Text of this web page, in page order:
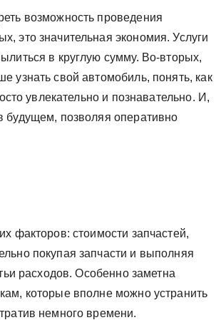
возможность проведения
это значительная экономия. Услуги
в круглую сумму. Во-вторых,
узнать свой автомобиль, понять, как
увлекательно и познавательно. И,
будущем, позволяя оперативно
факторов: стоимости запчастей,
покупая запчасти и выполняя
расходов. Особенно заметна
которые вполне можно устранить
немного времени.